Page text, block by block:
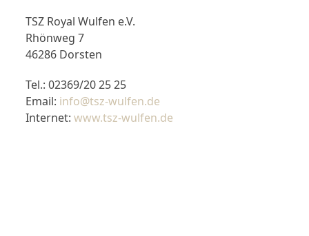
TSZ Royal Wulfen e.V.
Rhönweg 7
46286 Dorsten
Tel.: 02369/20 25 25
Email: info@tsz-wulfen.de
Internet:www.tsz-wulfen.de